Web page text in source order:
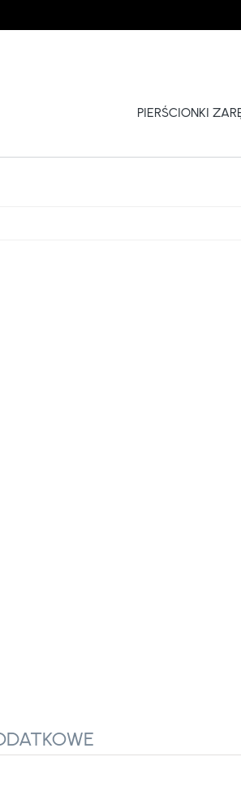
PIERŚCIONKI